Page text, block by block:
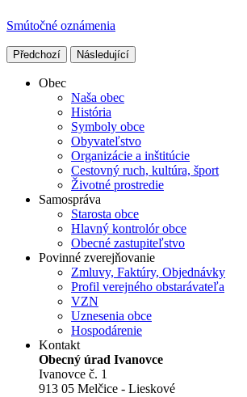
Smútočné oznámenia
Předchozí Následující
Obec
Naša obec
História
Symboly obce
Obyvateľstvo
Organizácie a inštitúcie
Cestovný ruch, kultúra, šport
Životné prostredie
Samospráva
Starosta obce
Hlavný kontrolór obce
Obecné zastupiteľstvo
Povinné zverejňovanie
Zmluvy, Faktúry, Objednávky
Profil verejného obstarávateľa
VZN
Uznesenia obce
Hospodárenie
Kontakt
Obecný úrad Ivanovce
Ivanovce č. 1
913 05 Melčice - Lieskové